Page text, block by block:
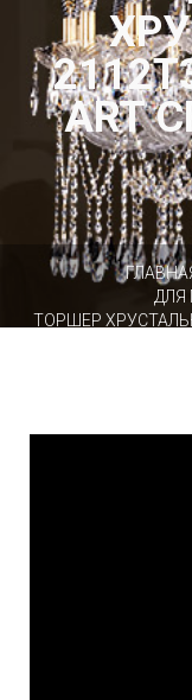
ART
ДЛЯ
ТОРШЕР